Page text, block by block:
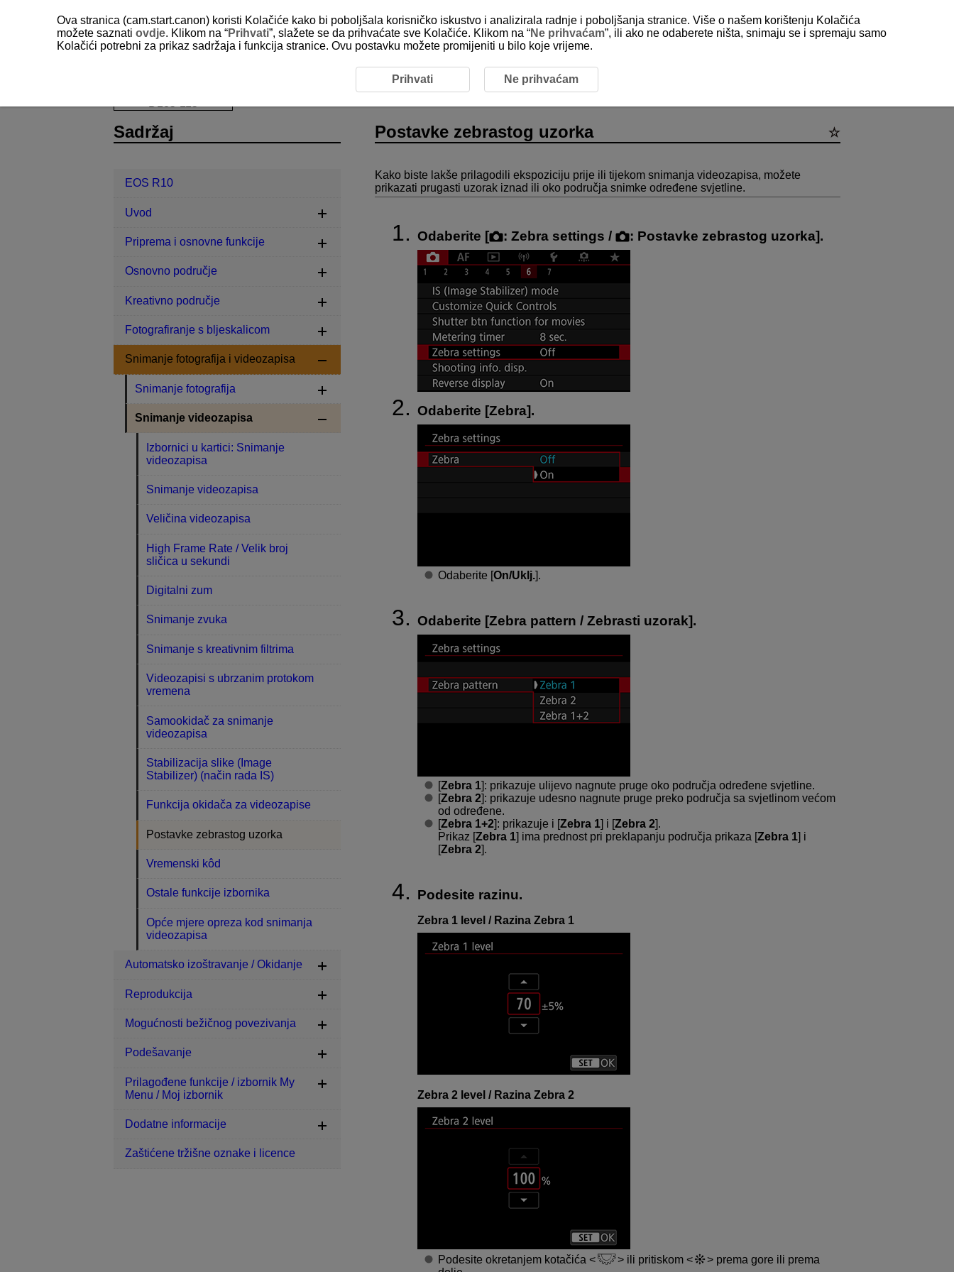
Snimanje fotografija i videozapisa Snimanje videozapisa Postavke zebrastog uzorka
Postavke zebrastog uzorka
Kako biste lakše prilagodili ekspoziciju prije ili tijekom snimanja videozapisa, možete
prikazati prugasti uzorak iznad ili oko područja snimke određene svjetline.
Odaberite [ : Zebra settings / : Postavke zebrastog uzorka].
Odaberite [Zebra].
Odaberite [On/Uklj.].
Odaberite [Zebra pattern / Zebrasti uzorak].
[Zebra 1]: prikazuje ulijevo nagnute pruge oko područja određene svjetline.
[Zebra 2]: prikazuje udesno nagnute pruge preko područja sa svjetlinom većom
od određene.
[Zebra 1+2]: prikazuje i [Zebra 1] i [Zebra 2].
Prikaz [Zebra 1] ima prednost pri preklapanju područja prikaza [Zebra 1] i
[Zebra 2].
Podesite razinu.
Zebra 1 level / Razina Zebra 1
Zebra 2 level / Razina Zebra 2
Podesite okretanjem kotačića ili pritiskom
prema gore ili prema
Sadržaj
EOS R10
Uvod
Priprema i osnovne funkcije
Osnovno područje
Kreativno područje
Fotografiranje s bljeskalicom
Snimanje fotografija i videozapisa
Snimanje fotografija
Snimanje videozapisa
Izbornici u kartici: Snimanje
videozapisa
Snimanje videozapisa
Veličina videozapisa
High Frame Rate / Velik broj
sličica u sekundi
Digitalni zum
Snimanje zvuka
Snimanje s kreativnim filtrima
Videozapisi s ubrzanim protokom
vremena
Samookidač za snimanje
videozapisa
Stabilizacija slike (Image
Stabilizer) (način rada IS)
Funkcija okidača za videozapise
Postavke zebrastog uzorka
Vremenski kôd
Ostale funkcije izbornika
Opće mjere opreza kod snimanja
videozapisa
Automatsko izoštravanje / Okidanje
Reprodukcija
Mogućnosti bežičnog povezivanja
Podešavanje
Prilagođene funkcije / izbornik My
Menu / Moj izbornik
Dodatne informacije
Zaštićene tržišne oznake i licence
Ova stranica (cam.start.canon) koristi Kolačiće kako bi poboljšala korisničko iskustvo i analizirala radnje i poboljšanja stranice. Više o našem korištenju Kolačića
možete saznati ovdje. Klikom na “Prihvati”, slažete se da prihvaćate sve Kolačiće. Klikom na “Ne prihvaćam”, ili ako ne odaberete ništa, snimaju se i spremaju samo
Kolačići potrebni za prikaz sadržaja i funkcija stranice. Ovu postavku možete promijeniti u bilo koje vrijeme.
Prihvati Ne prihvaćam